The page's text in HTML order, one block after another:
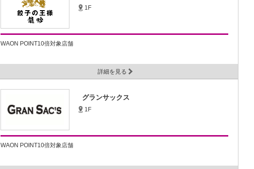
1F
WAON POINT10倍対象店舗
詳細を見る
グランサックス
1F
WAON POINT10倍対象店舗